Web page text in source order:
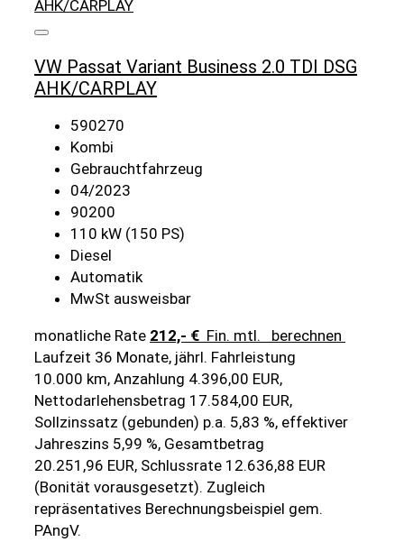
VW Passat Variant Business 2.0 TDI DSG
AHK/CARPLAY
590270
Kombi
Gebrauchtfahrzeug
04/2023
90200
110 kW (150 PS)
Diesel
Automatik
MwSt ausweisbar
monatliche Rate 212,- € Fin. mtl.
berechnen
Laufzeit 36 Monate, jährl. Fahrleistung
10.000 km, Anzahlung 4.396,00 EUR,
Nettodarlehensbetrag 17.584,00 EUR,
Sollzinssatz (gebunden) p.a. 5,83 %, effektiver
Jahreszins 5,99 %, Gesamtbetrag
20.251,96 EUR, Schlussrate 12.636,88 EUR
(Bonität vorausgesetzt). Zugleich
repräsentatives Berechnungsbeispiel gem.
PAngV.